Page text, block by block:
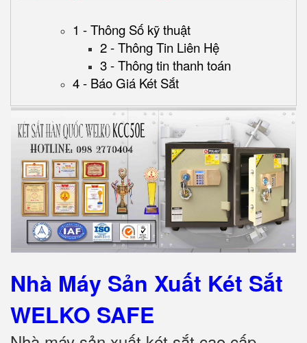
1 - Thông Số kỹ thuật
2 - Thông Tin Liên Hệ
3 - Thông tin thanh toán
4 - Báo Giá Két Sắt
Nhà Máy Sản Xuất Két Sắt
WELKO SAFE